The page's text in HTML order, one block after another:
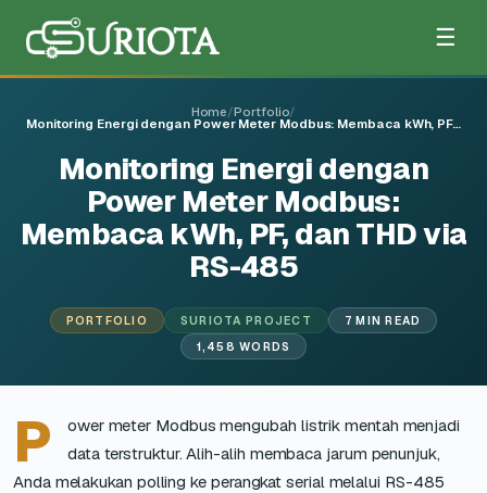
☰
Home/Portfolio/
Monitoring Energi dengan Power Meter Modbus: Membaca kWh, PF…
Monitoring Energi dengan
Power Meter Modbus:
Membaca kWh, PF, dan THD via
RS-485
PORTFOLIO SURIOTA PROJECT
7 MIN READ
1,458 WORDS
P
ower meter Modbus mengubah listrik mentah menjadi
data terstruktur. Alih-alih membaca jarum penunjuk,
Anda melakukan polling ke perangkat serial melalui RS-485